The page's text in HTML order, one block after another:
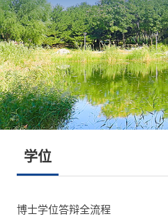
学位
博士学位答辩全流程